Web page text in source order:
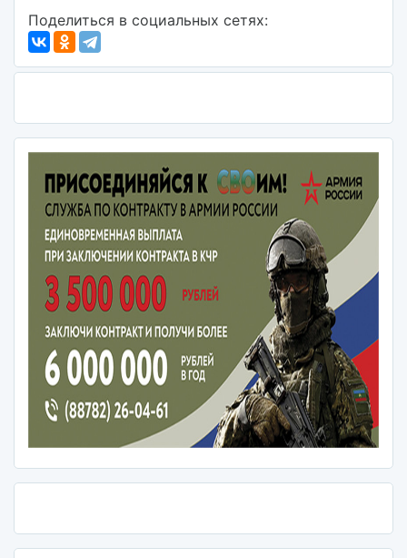
Поделиться в социальных сетях: